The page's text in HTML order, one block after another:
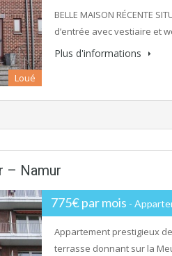
Loué
BELLE MAISON RÉCENTE
d’entrée avec vestiaire et
Plus d'informations
– Namur
775€ par mois -
Appartement prestigieux
terrasse donnant sur la